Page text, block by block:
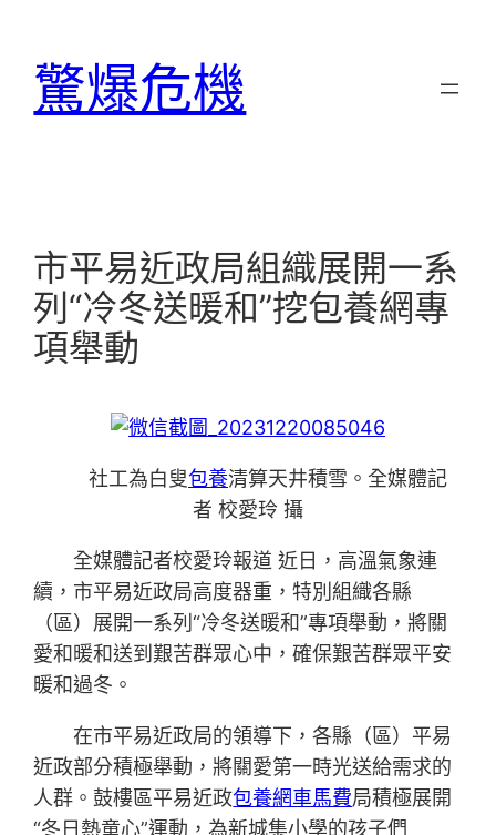
驚爆危機
市平易近政局組織展開一系
列“冷冬送暖和”挖包養網專
項舉動
社工為白叟包養清算天井積雪。全媒體記
者 校愛玲 攝
全媒體記者校愛玲報道 近日，高溫氣象連
續，市平易近政局高度器重，特別組織各縣
（區）展開一系列“冷冬送暖和”專項舉動，將關
愛和暖和送到艱苦群眾心中，確保艱苦群眾平安
暖和過冬。
在市平易近政局的領導下，各縣（區）平易
近政部分積極舉動，將關愛第一時光送給需求的
人群。鼓樓區平易近政包養網車馬費局積極展開
“冬日熱童心”運動，為新城集小學的孩子們